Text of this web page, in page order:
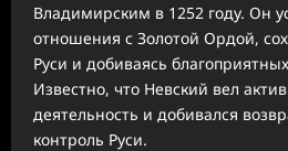
Владимирским в 1252 году. Он
отношения с Золотой Ордой,
Руси и добиваясь
Известно, что Невский вел
деятельность и добивался
контроль Руси.